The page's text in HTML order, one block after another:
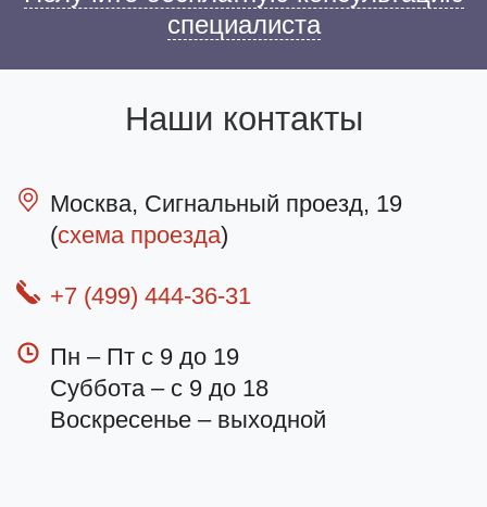
специалиста
Наши контакты
Москва, Сигнальный проезд, 19
(схема проезда)
+7 (499) 444-36-31
Пн – Пт с 9 до 19
Суббота – с 9 до 18
Воскресенье – выходной